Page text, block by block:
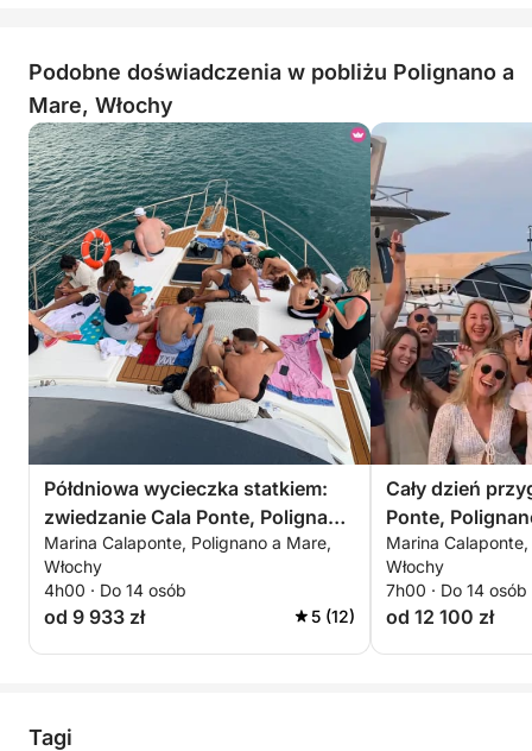
Podobne doświadczenia w pobliżu Polignano a
Mare, Włochy
Półdniowa wycieczka statkiem:
zwiedzanie Cala Ponte, Polignano
i Monopoli
Marina Calaponte, Polignano a Mare,
Włochy
4h00 · Do 14 osób
od 9 933 zł 5 (12)
Cały dzień
Ponte,
Monopoli
Marina
Włochy
7h00 · Do 14 osób
od 12 100 zł
Tagi